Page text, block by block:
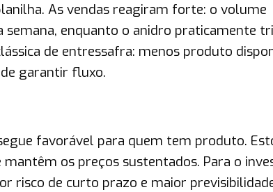
As vendas reagiram forte: o volume
enquanto o anidro praticamente
de entressafra: menos produto
garantir fluxo.
favorável para quem tem produto.
os preços sustentados. Para o
risco de curto prazo e maior